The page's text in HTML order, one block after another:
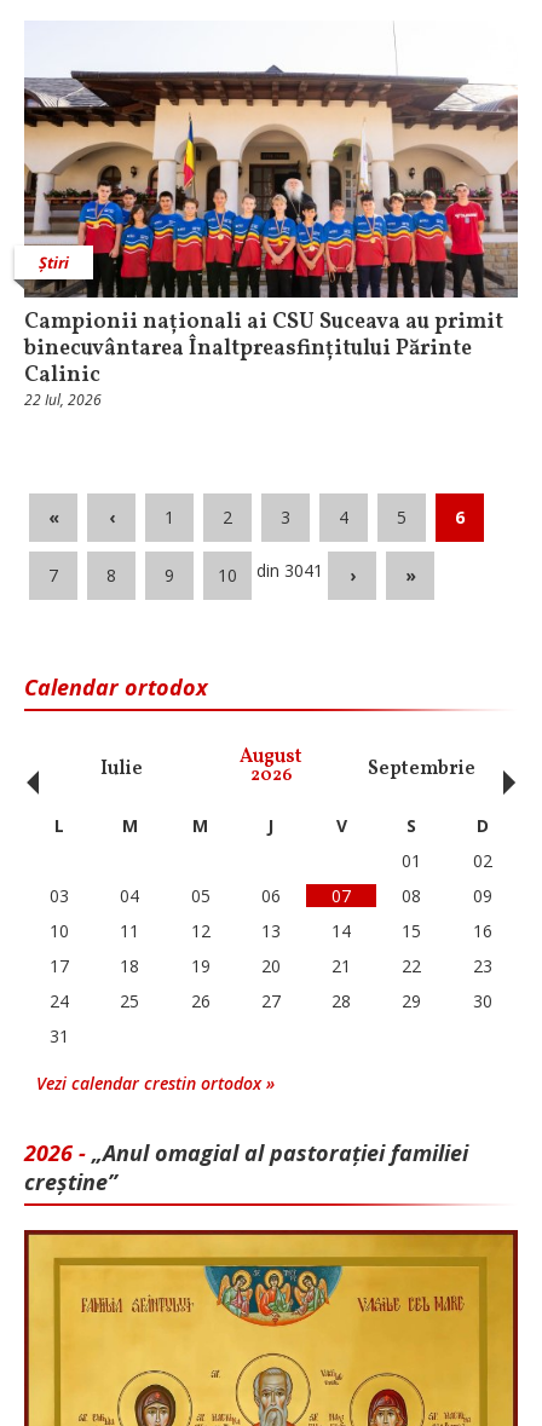
Știri
Campionii naționali ai CSU Suceava au primit
binecuvântarea Înaltpreasfințitului Părinte
Calinic
22 Iul, 2026
« ‹ 1 2 3 4 5 6
7 8 9 10 din 3041 › »
Calendar ortodox
Iulie August
2026 Septembrie
‹ L M M J V S
D
01
02
03
04 05 06 07 08
09
10
11 12 13 14 15
16
17
18 19 20 21 22
23
24
25 26 27 28 29
30
31
Vezi calendar crestin ortodox »
2026 - „Anul omagial al pastorației familiei
creștine”